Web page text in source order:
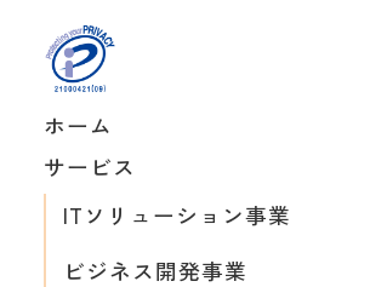
ホーム
サービス
ITソリューション事業
ビジネス開発事業